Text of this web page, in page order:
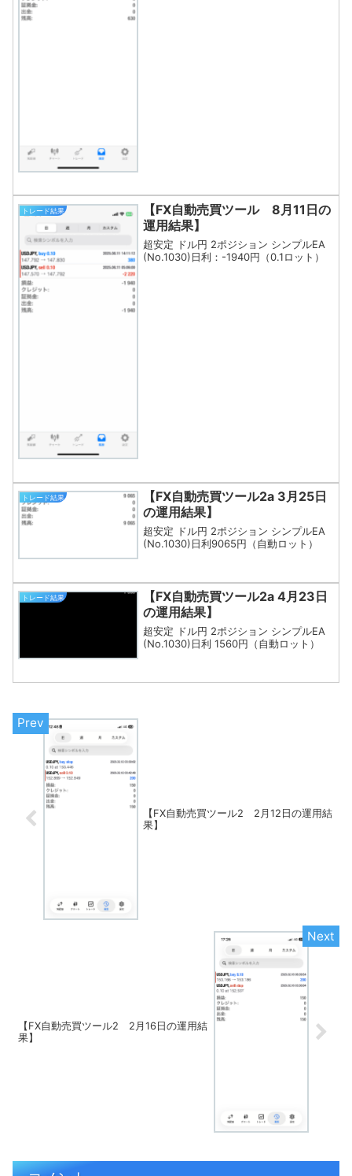
トレード結果
【FX自動売買ツール 8月11日の
運用結果】
超安定 ドル円 2ポジション シンプルEA
(No.1030)日利：-1940円（0.1ロット）
トレード結果
【FX自動売買ツール2a 3月25日
の運用結果】
超安定 ドル円 2ポジション シンプルEA
(No.1030)日利9065円（自動ロット）
トレード結果
【FX自動売買ツール2a 4月23日
の運用結果】
超安定 ドル円 2ポジション シンプルEA
(No.1030)日利 1560円（自動ロット）
【FX自動売買ツール2 2月12日の運用結
果】
【FX自動売買ツール2 2月16日の運用結
果】